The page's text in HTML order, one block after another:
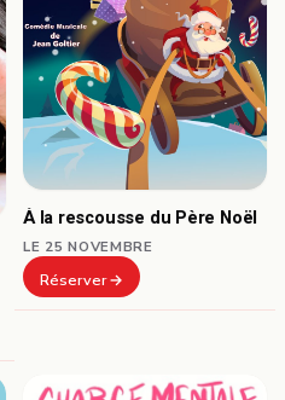
À la rescousse du Père Noël
LE 25 NOVEMBRE
Réserver